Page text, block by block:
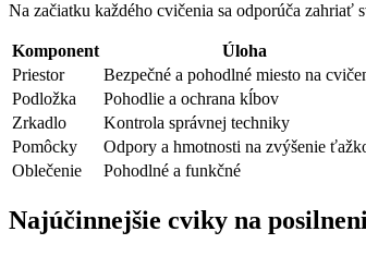
Na začiatku každého cvičenia sa odporúča
Komponent
Úloha
Priestor
Bezpečné a pohodlné miesto na
Podložka
Pohodlie a ochrana kĺbov
Zrkadlo
Kontrola správnej techniky
Pomôcky
Odpory a hmotnosti na zvýšenie
Oblečenie
Pohodlné a funkčné
Najúčinnejšie cviky na